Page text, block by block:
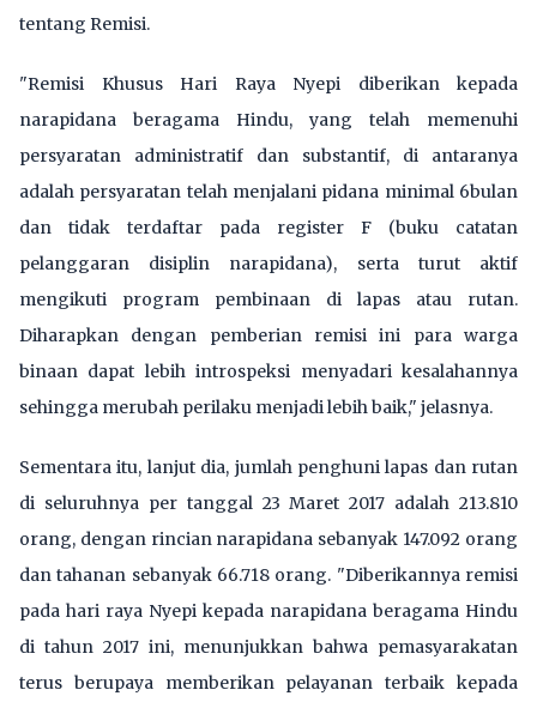
tentang Remisi.
"Remisi Khusus Hari Raya Nyepi diberikan kepada
narapidana beragama Hindu, yang telah memenuhi
persyaratan administratif dan substantif, di antaranya
adalah persyaratan telah menjalani pidana minimal 6bulan
dan tidak terdaftar pada register F (buku catatan
pelanggaran disiplin narapidana), serta turut aktif
mengikuti program pembinaan di lapas atau rutan.
Diharapkan dengan pemberian remisi ini para warga
binaan dapat lebih introspeksi menyadari kesalahannya
sehingga merubah perilaku menjadi lebih baik," jelasnya.
Sementara itu, lanjut dia, jumlah penghuni lapas dan rutan
di seluruhnya per tanggal 23 Maret 2017 adalah 213.810
orang, dengan rincian narapidana sebanyak 147.092 orang
dan tahanan sebanyak 66.718 orang. "Diberikannya remisi
pada hari raya Nyepi kepada narapidana beragama Hindu
di tahun 2017 ini, menunjukkan bahwa pemasyarakatan
terus berupaya memberikan pelayanan terbaik kepada